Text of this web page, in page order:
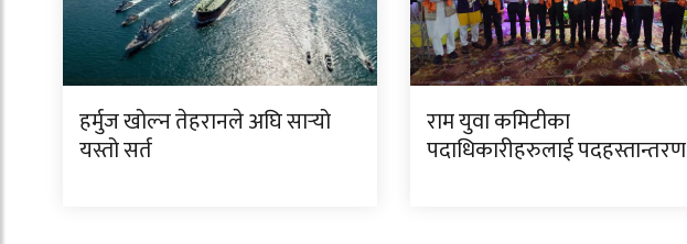
हर्मुज खोल्न तेहरानले अघि सार्‍यो
यस्तो सर्त
राम युवा कमिटीका
पदाधिकारीहरुलाई पदहस्तान्तरण